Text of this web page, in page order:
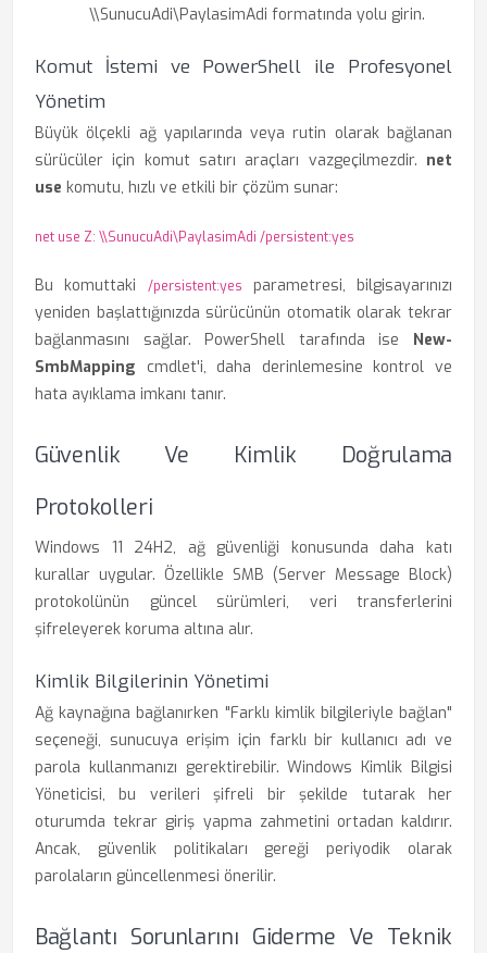
\\SunucuAdi\PaylasimAdi formatında yolu girin.
Komut İstemi ve PowerShell ile Profesyonel
Yönetim
Büyük ölçekli ağ yapılarında veya rutin olarak bağlanan
sürücüler için komut satırı araçları vazgeçilmezdir. net
use komutu, hızlı ve etkili bir çözüm sunar:
net use Z: \\SunucuAdi\PaylasimAdi /persistent:yes
Bu komuttaki /persistent:yes
parametresi, bilgisayarınızı
yeniden başlattığınızda sürücünün otomatik olarak tekrar
bağlanmasını sağlar. PowerShell tarafında ise New-
SmbMapping cmdlet'i, daha derinlemesine kontrol ve
hata ayıklama imkanı tanır.
Güvenlik Ve Kimlik Doğrulama
Protokolleri
Windows 11 24H2, ağ güvenliği konusunda daha katı
kurallar uygular. Özellikle SMB (Server Message Block)
protokolünün güncel sürümleri, veri transferlerini
şifreleyerek koruma altına alır.
Kimlik Bilgilerinin Yönetimi
Ağ kaynağına bağlanırken "Farklı kimlik bilgileriyle bağlan"
seçeneği, sunucuya erişim için farklı bir kullanıcı adı ve
parola kullanmanızı gerektirebilir. Windows Kimlik Bilgisi
Yöneticisi, bu verileri şifreli bir şekilde tutarak her
oturumda tekrar giriş yapma zahmetini ortadan kaldırır.
Ancak, güvenlik politikaları gereği periyodik olarak
parolaların güncellenmesi önerilir.
Bağlantı Sorunlarını Giderme Ve Teknik